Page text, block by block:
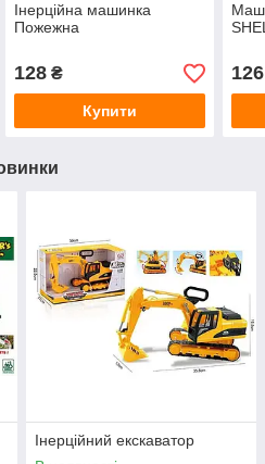
Інерційна машинка
Пожежна
128₴
Купити
Інерційний екскаватор